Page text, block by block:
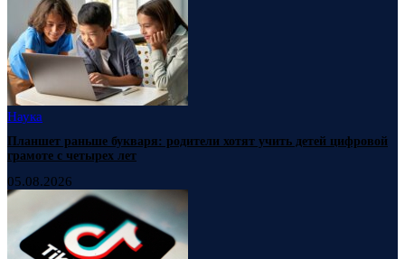
Наука
Планшет раньше букваря: родители хотят учить детей цифровой
грамоте с четырех лет
05.08.2026